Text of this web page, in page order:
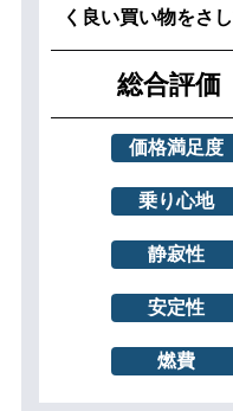
く良い買い物をさ
総合評価
価格満足度
乗り心地
静寂性
安定性
燃費